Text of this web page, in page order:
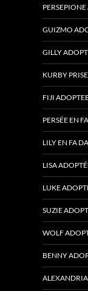
GUIZMO
GILLY
KURBY
FIJI
PERSÉE EN
LILY EN FA
LISA
LUKE
SUZIE
WOLF
BENNY